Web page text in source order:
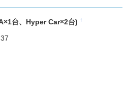
台、Hyper Car×2台) †